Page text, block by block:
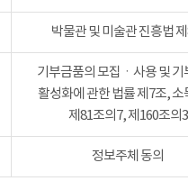
박물관 및 미술관 진흥법
기부금품의 모집ㆍ사용 및 기
활성화에 관한 법률 제7조, 소
제81조의7, 제160조의3
정보주체 동의